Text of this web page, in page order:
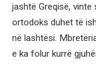
jashtë Greqisë,
ortodoks duhet të
në lashtësi.
e ka folur kurrë